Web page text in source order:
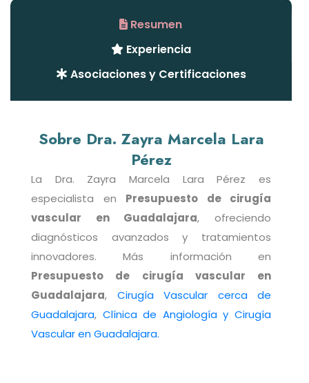
Resumen
Experiencia
Asociaciones y Certificaciones
Sobre Dra. Zayra Marcela Lara
Pérez
La Dra. Zayra Marcela Lara Pérez es
especialista en Presupuesto de cirugía
vascular en Guadalajara, ofreciendo
diagnósticos avanzados y tratamientos
innovadores. Más información en
Presupuesto de cirugía vascular en
Guadalajara, Cirugía Vascular cerca de
Guadalajara, Clínica de Angiología y Cirugía
Vascular en Guadalajara.